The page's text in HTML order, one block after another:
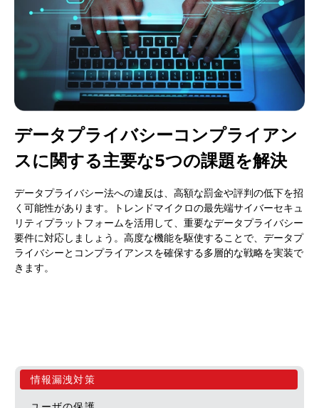
データプライバシーコンプライアン
スに関する主要な5つの課題を解決
データプライバシー法への違反は、高額な罰金や評判の低下を招
く可能性があります。トレンドマイクロの最先端サイバーセキュ
リティプラットフォームを活用して、重要なデータプライバシー
要件に対応しましょう。高度な機能を駆使することで、データプ
ライバシーとコンプライアンスを確保する多層的な戦略を実装で
きます。
情報漏洩対策​